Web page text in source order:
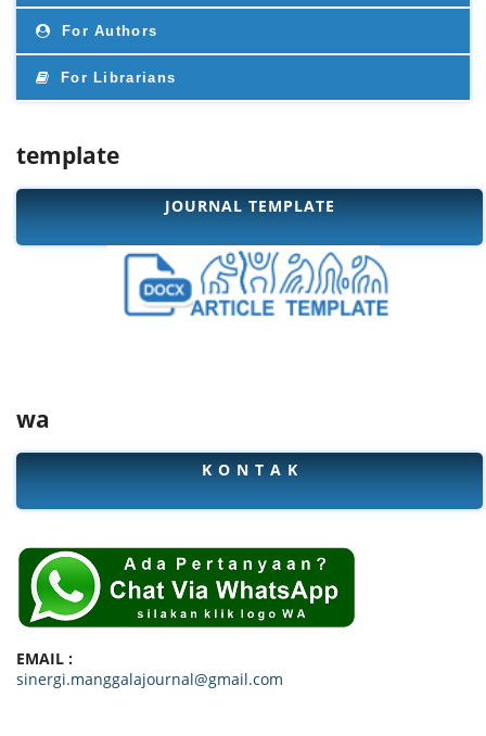
For Authors
For Librarians
template
JOURNAL TEMPLATE
wa
K O N T A K
EMAIL :
sinergi.manggalajournal@gmail.com